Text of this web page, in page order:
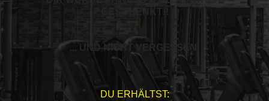
GESCHENKT! !
... UND NICHT VERGESSEN:
DU ERHÄLTST: